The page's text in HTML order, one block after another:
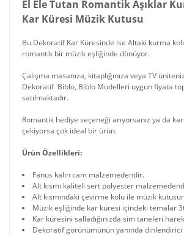
El Ele Tutan Romantik Aşıklar
Kar Küresi Müzik Kutusu
Bu Dekoratif Kar Küresinde ise Altaki kurma
romantik bir müzik eşliğinde dönüyor.
Çalışma masanıza, kitaplığınıza veya TV
Dekoratif Biblo, Biblo Modelleri uygun fiyata
satılmaktadır.
Romantik hediye seçeneği arıyorsanız ya da
çekiyorsa çok ideal bir ürün.
Ürün Özellikleri:
Fanus kalın cam malzemedendir.
Alt kısmı kaliteli sert polyester
Alt kısmındaki çevirme kolu ile müzik
Müzik eşliğinde kar küresi içindeki temalar
Kar küresini salladığınızda sim taneleri
Dekoratif görünümünün yanında dinlendirici